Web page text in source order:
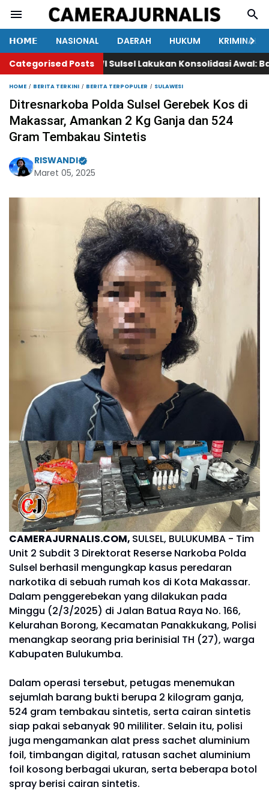
𝗛𝗢𝗠𝗘 NASIONAL DAERAH HUKUM
KRIMINAL
Categorised PostsPWI Sulsel Lakukan Konsolidasi Awal: Bahas
HOME BERITA TERKINI BERITA TERPOPULER SULAWESI
Ditresnarkoba Polda Sulsel Gerebek Kos di
Makassar, Amankan 2 Kg Ganja dan 524
Gram Tembakau Sintetis
RISWANDI
Maret 05, 2025
CAMERAJURNALIS.COM, SULSEL, BULUKUMBA - Tim
Unit 2 Subdit 3 Direktorat Reserse Narkoba Polda
Sulsel berhasil mengungkap kasus peredaran
narkotika di sebuah rumah kos di Kota Makassar.
Dalam penggerebekan yang dilakukan pada
Minggu (2/3/2025) di Jalan Batua Raya No. 166,
Kelurahan Borong, Kecamatan Panakkukang, Polisi
menangkap seorang pria berinisial TH (27), warga
Kabupaten Bulukumba.
Dalam operasi tersebut, petugas menemukan
sejumlah barang bukti berupa 2 kilogram ganja,
524 gram tembakau sintetis, serta cairan sintetis
siap pakai sebanyak 90 mililiter. Selain itu, polisi
juga mengamankan alat press sachet aluminium
foil, timbangan digital, ratusan sachet aluminium
foil kosong berbagai ukuran, serta beberapa botol
spray berisi cairan sintetis.